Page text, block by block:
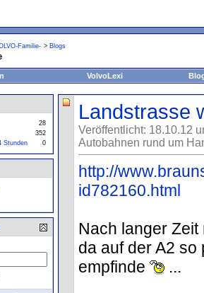
Familie- > Blogs
VolvoLexi
Landstrasse
Veröffentlicht: 18.10.12
Autobahnen rund um
http://
id782160.html
Nach langer
da auf der A2
empfinde
...
28
352
Stunden
0